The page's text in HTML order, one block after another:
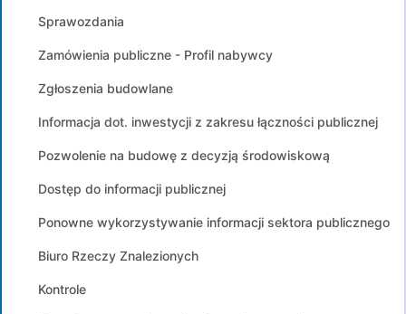
Sprawozdania
Zamówienia publiczne - Profil nabywcy
Zgłoszenia budowlane
Informacja dot. inwestycji z zakresu łączności publicznej
Pozwolenie na budowę z decyzją środowiskową
Dostęp do informacji publicznej
Ponowne wykorzystywanie informacji sektora publicznego
Biuro Rzeczy Znalezionych
Kontrole